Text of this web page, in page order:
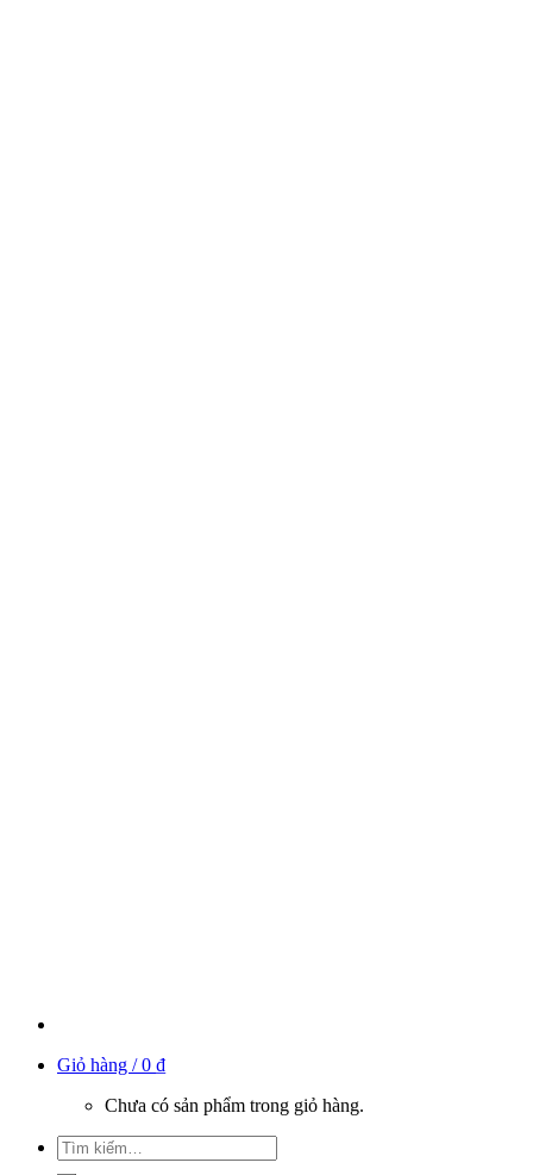
Giỏ hàng /0 ₫
Chưa có sản phẩm trong giỏ hàng.